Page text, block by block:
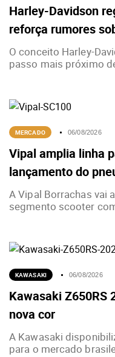
Harley-Davidson
reforça rumores
O conceito Harley-
passo mais próximo
MERCADO 06/08/2026
Vipal amplia linha
lançamento do
A Vipal Borrachas vai
segmento scooter
KAWASAKI 06/08/2026
Kawasaki Z650RS
nova cor
A Kawasaki
para o mercado